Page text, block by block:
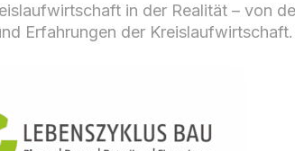
in der Realität – von
Erfahrungen der Kreislaufwirtschaft.